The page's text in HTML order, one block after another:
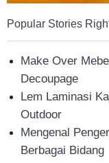
Popular Stories
Make Over
Decoupage
Lem Laminasi
Outdoor
Mengenal
Berbagai Bidang